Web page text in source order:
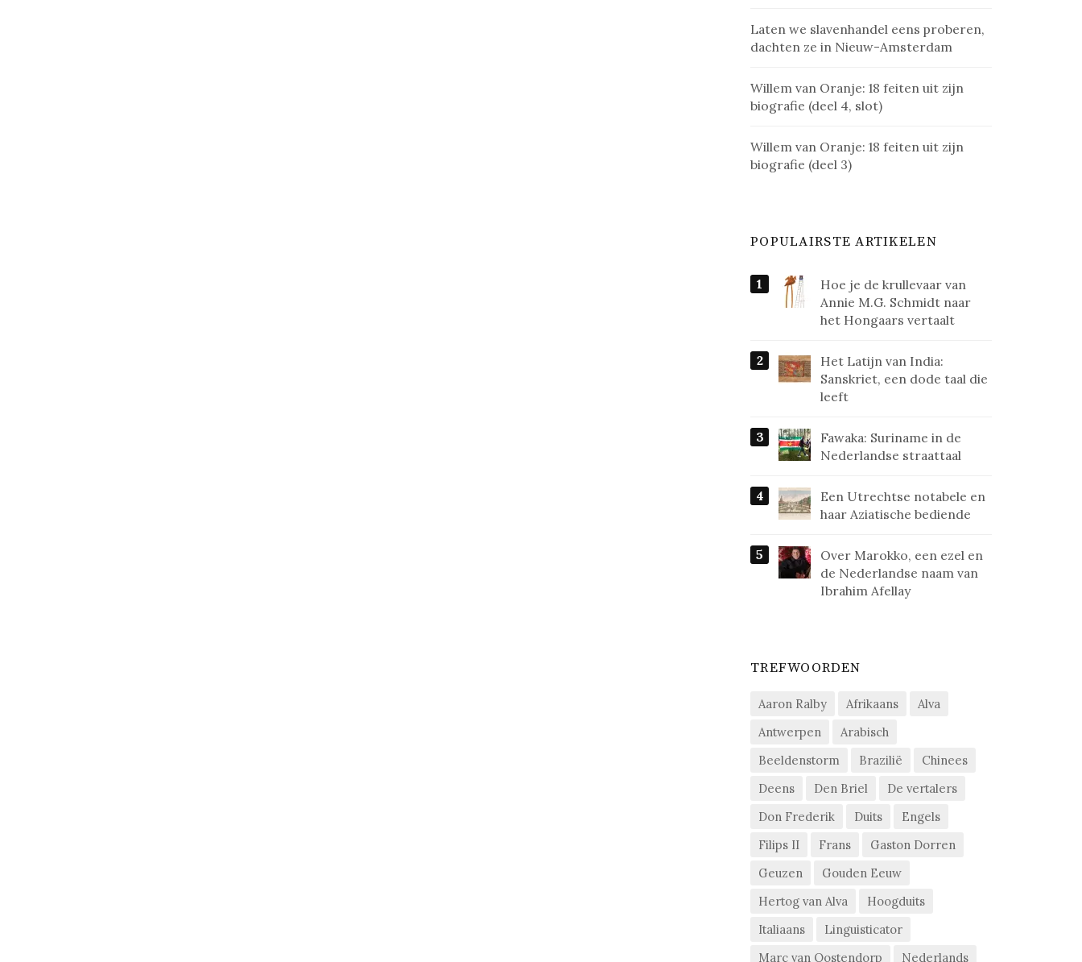
Laten we slavenhandel eens proberen,
dachten ze in Nieuw-Amsterdam
Willem van Oranje: 18 feiten uit zijn
biografie (deel 4, slot)
Willem van Oranje: 18 feiten uit zijn
biografie (deel 3)
POPULAIRSTE ARTIKELEN
Hoe je de krullevaar van
Annie M.G. Schmidt naar
het Hongaars vertaalt
Het Latijn van India:
Sanskriet, een dode taal die
leeft
Fawaka: Suriname in de
Nederlandse straattaal
Een Utrechtse notabele en
haar Aziatische bediende
Over Marokko, een ezel en
de Nederlandse naam van
Ibrahim Afellay
TREFWOORDEN
Aaron Ralby Afrikaans
Alva
Antwerpen
Arabisch
Beeldenstorm
Brazilië
Chinees
Deens
Den Briel
De vertalers
Don Frederik
Duits
Engels
Filips II
Frans
Gaston Dorren
Geuzen
Gouden Eeuw
Hertog van Alva
Hoogduits
Italiaans
Linguisticator
Marc van Oostendorp
Nederlands